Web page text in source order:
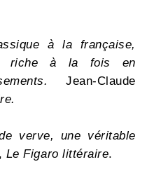
à la française,
riche à la fois en
Jean-Claude
verve, une véritable
Le Figaro littéraire.